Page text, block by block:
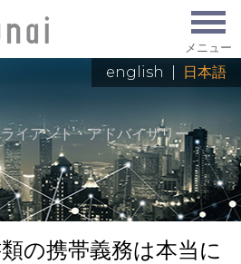
メニュー
english 日本語
イアント・アドバイザリー
の携帯義務は本当に